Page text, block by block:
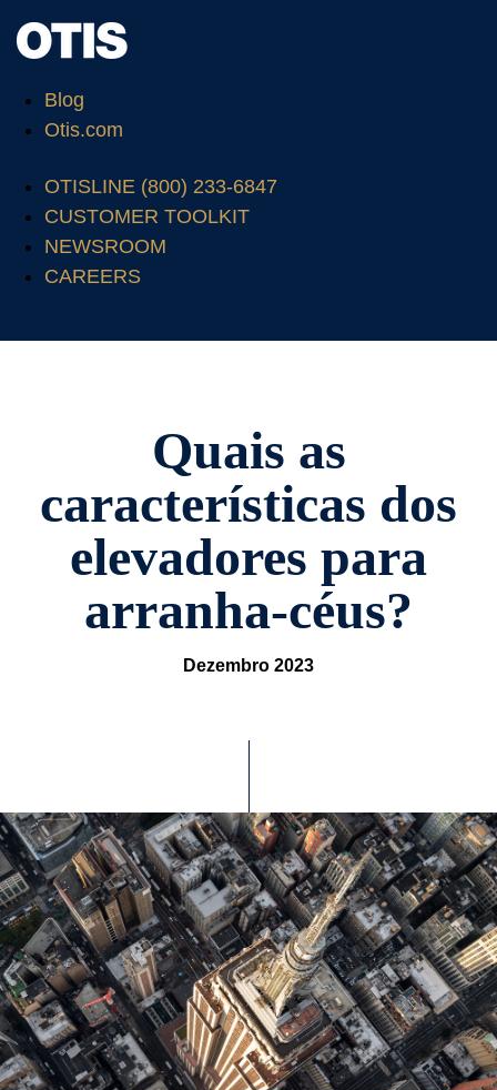
Blog
Otis.com
OTISLINE (800) 233-6847
CUSTOMER TOOLKIT
NEWSROOM
CAREERS
Quais as
características dos
elevadores para
arranha-céus?
Dezembro 2023